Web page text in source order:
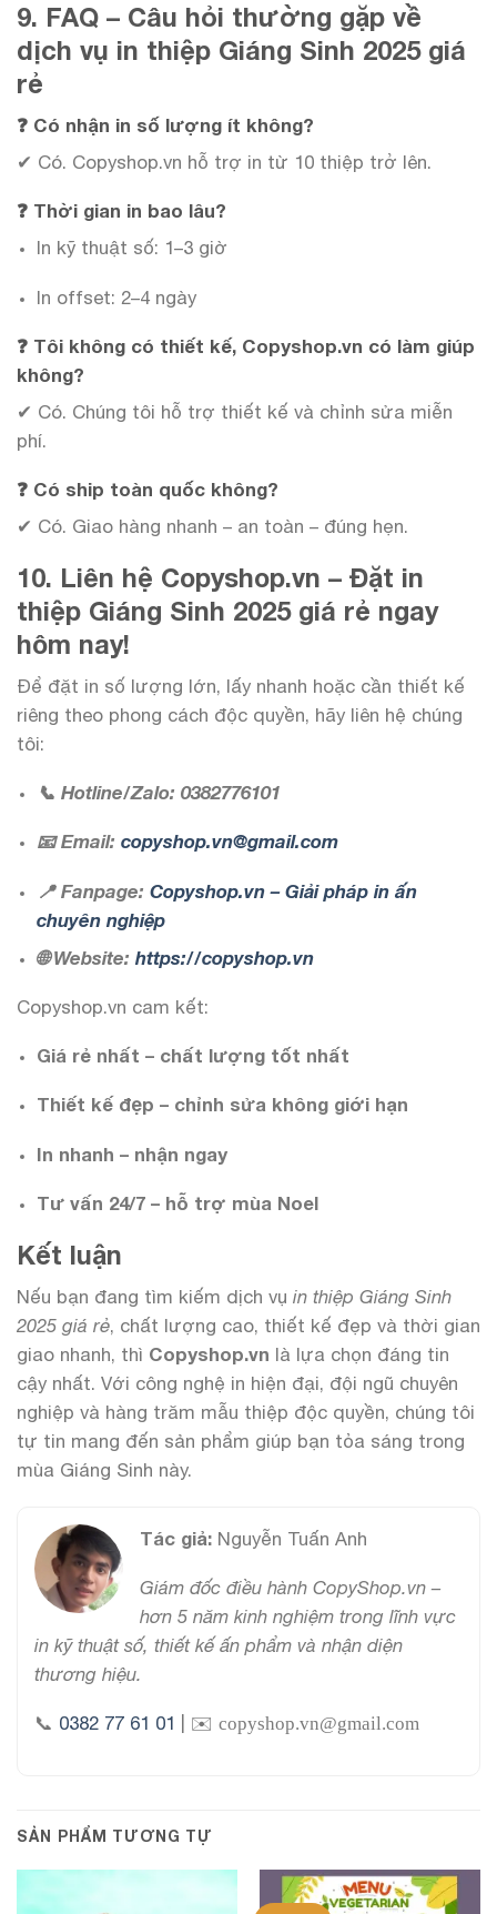
9. FAQ – Câu hỏi thường gặp về
dịch vụ in thiệp Giáng Sinh 2025 giá
rẻ
❓ Có nhận in số lượng ít không?
✔ Có. Copyshop.vn hỗ trợ in từ 10 thiệp trở lên.
❓ Thời gian in bao lâu?
In kỹ thuật số: 1–3 giờ
In offset: 2–4 ngày
❓ Tôi không có thiết kế, Copyshop.vn có làm giúp
không?
✔ Có. Chúng tôi hỗ trợ thiết kế và chỉnh sửa miễn
phí.
❓ Có ship toàn quốc không?
✔ Có. Giao hàng nhanh – an toàn – đúng hẹn.
10. Liên hệ Copyshop.vn – Đặt in
thiệp Giáng Sinh 2025 giá rẻ ngay
hôm nay!
Để đặt in số lượng lớn, lấy nhanh hoặc cần thiết kế
riêng theo phong cách độc quyền, hãy liên hệ chúng
tôi:
📞 Hotline/Zalo: 0382776101
📧 Email:copyshop.vn@gmail.com
📍 Fanpage:Copyshop.vn – Giải pháp in ấn
chuyên nghiệp
🌐 Website:https://copyshop.vn
Copyshop.vn cam kết:
Giá rẻ nhất – chất lượng tốt nhất
Thiết kế đẹp – chỉnh sửa không giới hạn
In nhanh – nhận ngay
Tư vấn 24/7 – hỗ trợ mùa Noel
Kết luận
Nếu bạn đang tìm kiếm dịch vụ in thiệp Giáng Sinh
2025 giá rẻ, chất lượng cao, thiết kế đẹp và thời gian
giao nhanh, thì Copyshop.vn là lựa chọn đáng tin
cậy nhất. Với công nghệ in hiện đại, đội ngũ chuyên
nghiệp và hàng trăm mẫu thiệp độc quyền, chúng tôi
tự tin mang đến sản phẩm giúp bạn tỏa sáng trong
mùa Giáng Sinh này.
Tác giả: Nguyễn Tuấn Anh
Giám đốc điều hành CopyShop.vn –
hơn 5 năm kinh nghiệm trong lĩnh vực
in kỹ thuật số, thiết kế ấn phẩm và nhận diện
thương hiệu.
📞 0382 77 61 01 | ✉️ copyshop.vn@gmail.com
SẢN PHẨM TƯƠNG TỰ